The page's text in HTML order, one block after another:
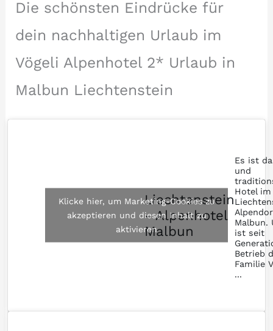
Die schönsten Eindrücke für
dein nachhaltigen Urlaub im
Vögeli Alpenhotel 2* Urlaub in
Malbun Liechtenstein
Liechtenstein
- Alpenhotel
Malbun
Es ist
und
Hotel
Malbun.
ist seit
Betrieb
Familie
...
Klicke hier, um Marketing-Cookies zu
akzeptieren und diesen Inhalt zu
aktivieren